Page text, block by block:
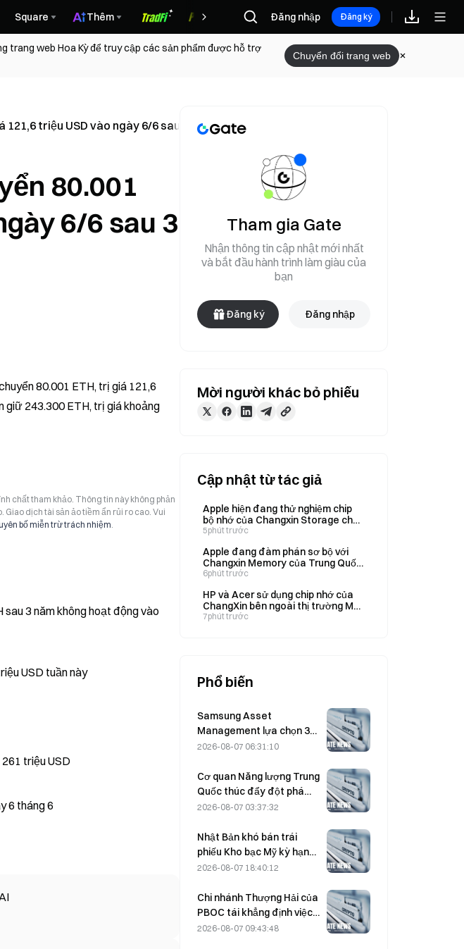
Square Thêm Phần thưởng
Đăng nhập Đăng ký
trang web Hoa Kỳ để truy cập các sản phẩm được hỗ trợ
Chuyển đổi trang web
triệu USD vào ngày 6/6 sau 3 năm ngừng hoạt động
80.001
6/6 sau 3
80.001 ETH, trị giá 121,6
giữ 243.300 ETH, trị giá khoảng
chất tham khảo. Thông tin này không phản
Giao dịch tài sản ảo tiềm ẩn rủi ro cao. Vui
bố miễn trừ trách nhiệm.
3 năm không hoạt động vào
USD tuần này
triệu USD
6 tháng 6
Tham gia Gate
Nhận thông tin cập nhật mới nhất
và bắt đầu hành trình làm giàu của
bạn
Đăng ký Đăng nhập
Mời người khác bỏ phiếu
Cập nhật từ tác giả
Apple hiện đang thử nghiệm chip
bộ nhớ của Changxin Storage cho
iPhone và MacBook.
5phút trước
Apple đang đàm phán sơ bộ với
Changxin Memory của Trung Quốc
về việc cung ứng linh kiện.
6phút trước
HP và Acer sử dụng chip nhớ của
ChangXin bên ngoài thị trường Mỹ,
đồng thời tìm kiếm thêm nguồn
7phút trước
Phổ biến
Samsung Asset
Management lựa chọn 3
đối tác đầu tư mạo hiểm
KRW
2026-08-07 06:31:10
Cơ quan Năng lượng Trung
Quốc thúc đẩy đột phá
trong chất bán dẫn công
2026-08-07 03:37:32
Nhật Bản khó bán trái
phiếu Kho bạc Mỹ kỳ hạn
trung hạn để can thiệp; tác
sẽ hạn chế.
2026-08-07 18:40:12
Chi nhánh Thượng Hải của
PBOC tái khẳng định việc
trấn áp tiền mã hóa tại hội
2026-08-07 09:43:48